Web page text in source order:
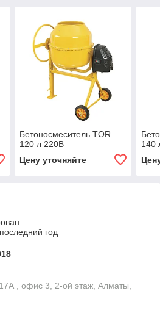
Бетоносмеситель TOR
120 л 220В
Цену уточняйте
140
год
, офис 3, 2-ой этаж, Алматы,